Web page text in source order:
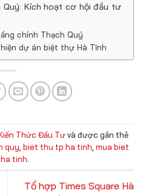
Kích hoạt cơ hội đầu tư
chính Thạch Quý
dự án biệt thự Hà Tĩnh
Thức Đầu Tưvà được gắn thẻ
quy biet thu tp ha tinh mua biet
tinh.
Tổ hợp Times Square Hà